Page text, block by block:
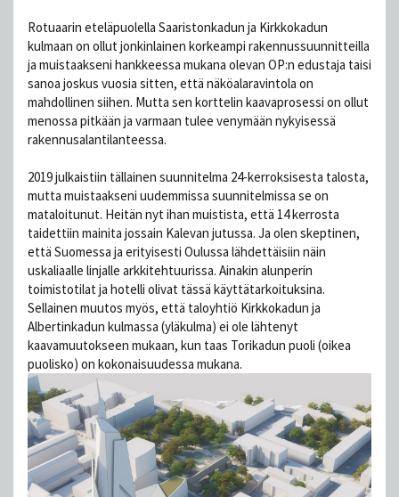
Rotuaarin eteläpuolella Saaristonkadun ja Kirkkokadun
kulmaan on ollut jonkinlainen korkeampi rakennussuunnitteilla
ja muistaakseni hankkeessa mukana olevan OP:n edustaja taisi
sanoa joskus vuosia sitten, että näköalaravintola on
mahdollinen siihen. Mutta sen korttelin kaavaprosessi on ollut
menossa pitkään ja varmaan tulee venymään nykyisessä
rakennusalantilanteessa.
2019 julkaistiin tällainen suunnitelma 24-kerroksisesta talosta,
mutta muistaakseni uudemmissa suunnitelmissa se on
mataloitunut. Heitän nyt ihan muistista, että 14 kerrosta
taidettiin mainita jossain Kalevan jutussa. Ja olen skeptinen,
että Suomessa ja erityisesti Oulussa lähdettäisiin näin
uskaliaalle linjalle arkkitehtuurissa. Ainakin alunperin
toimistotilat ja hotelli olivat tässä käyttätarkoituksina.
Sellainen muutos myös, että taloyhtiö Kirkkokadun ja
Albertinkadun kulmassa (yläkulma) ei ole lähtenyt
kaavamuutokseen mukaan, kun taas Torikadun puoli (oikea
puolisko) on kokonaisuudessa mukana.